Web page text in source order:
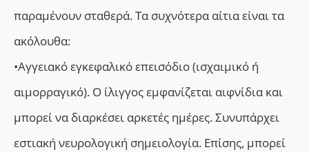
παραμένουν σταθερά. Τα συχνότερα αίτια είναι τα
ακόλουθα:
•Αγγειακό εγκεφαλικό επεισόδιο (ισχαιμικό ή
αιμορραγικό). Ο ίλιγγος εμφανίζεται αιφνίδια και
μπορεί να διαρκέσει αρκετές ημέρες. Συνυπάρχει
εστιακή νευρολογική σημειολογία. Επίσης, μπορεί